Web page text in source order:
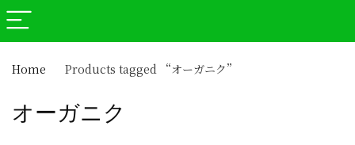
Home Products tagged “オーガニク”
オーガニク